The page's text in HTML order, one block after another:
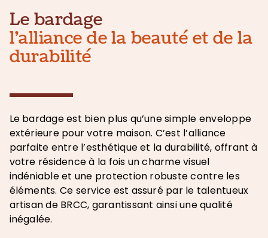
Le bardage
l’alliance de la beauté et de la
durabilité
Le bardage est bien plus qu’une simple enveloppe
extérieure pour votre maison. C’est l’alliance
parfaite entre l’esthétique et la durabilité, offrant à
votre résidence à la fois un charme visuel
indéniable et une protection robuste contre les
éléments. Ce service est assuré par le talentueux
artisan de BRCC, garantissant ainsi une qualité
inégalée.